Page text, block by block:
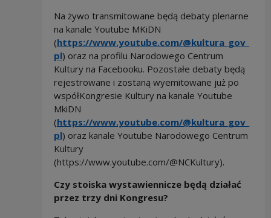
Na żywo transmitowane będą debaty plenarne
na kanale Youtube MKiDN
(https://www.youtube.com/@kultura_gov_
pl) oraz na profilu Narodowego Centrum
Kultury na Facebooku. Pozostałe debaty będą
rejestrowane i zostaną wyemitowane już po
współKongresie Kultury na kanale Youtube
MkiDN
(https://www.youtube.com/@kultura_gov_
pl) oraz kanale Youtube Narodowego Centrum
Kultury
(https://www.youtube.com/@NCKultury).
Czy stoiska wystawiennicze będą działać
przez trzy dni Kongresu?